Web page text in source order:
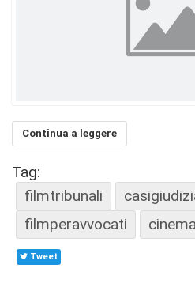
Continua a leggere
Tag:
filmtribunali
filmperavvocati
Tweet